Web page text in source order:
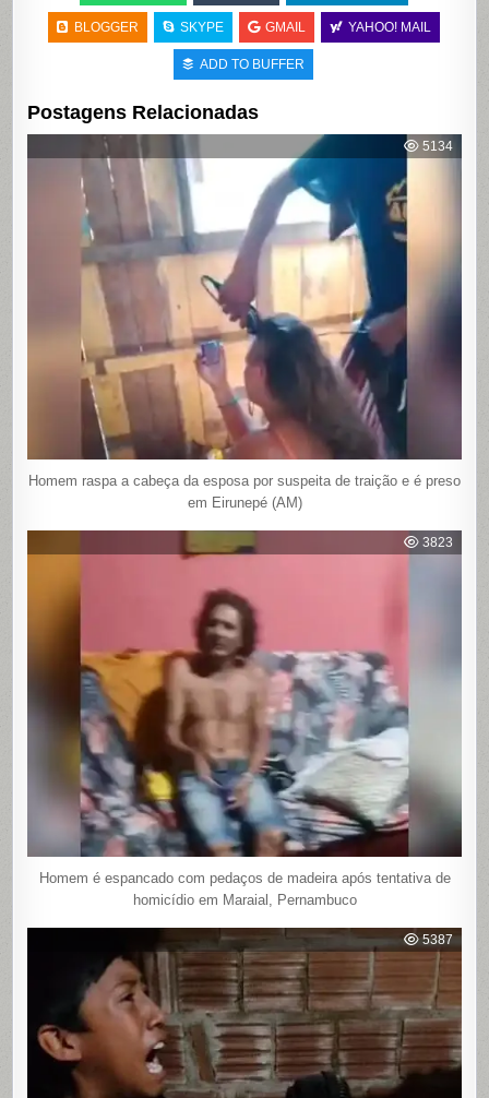
BLOGGER SKYPE GMAIL YAHOO! MAIL
ADD TO BUFFER
Postagens Relacionadas
5134
Homem raspa a cabeça da esposa por suspeita de traição e é preso
em Eirunepé (AM)
3823
Homem é espancado com pedaços de madeira após tentativa de
homicídio em Maraial, Pernambuco
5387